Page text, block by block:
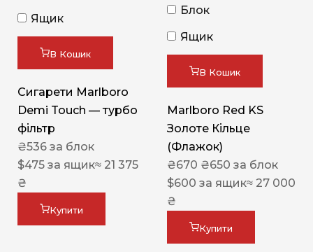
Ящик
В Кошик
Сигарети Marlboro
Demi Touch — турбо
фільтр
₴536 за блок
$475 за ящик≈ 21 375
₴
Купити
Блок
Ящик
В Кошик
Marlboro Red KS
Золоте Кільце
(Флажок)
₴670 ₴650 за блок
$600 за ящик≈ 27 000
₴
Купити